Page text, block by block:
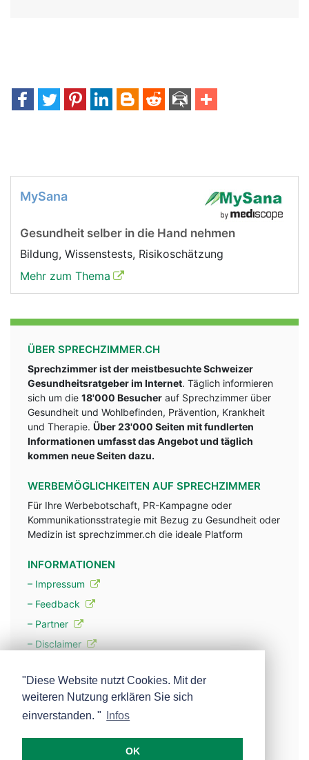
MySana
Gesundheit selber in die Hand nehmen
Bildung, Wissenstests, Risikoschätzung
Mehr zum Thema
ÜBER SPRECHZIMMER.CH
Sprechzimmer ist der meistbesuchte Schweizer
Gesundheitsratgeber im Internet. Täglich informieren
sich um die 18'000 Besucher auf Sprechzimmer über
Gesundheit und Wohlbefinden, Prävention, Krankheit
und Therapie. Über 23'000 Seiten mit fundlerten
Informationen umfasst das Angebot und täglich
kommen neue Seiten dazu.
WERBEMÖGLICHKEITEN AUF SPRECHZIMMER
Für Ihre Werbebotschaft, PR-Kampagne oder
Kommunikationsstrategie mit Bezug zu Gesundheit oder
Medizin ist sprechzimmer.ch die ideale Platform
INFORMATIONEN
– Impressum
– Feedback
– Partner
– Disclaimer
– Werbung
– Mehr über unsere Experten
"Diese Website nutzt Cookies. Mit der
weiteren Nutzung erklären Sie sich
einverstanden. "
Infos
OK